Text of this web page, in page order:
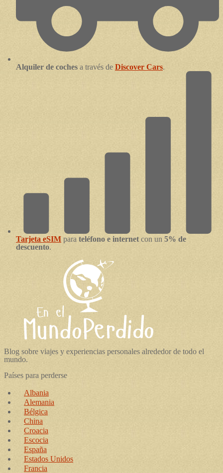
Alquiler de coches a través de Discover Cars.
Tarjeta eSIM para teléfono e internet con un 5% de
descuento.
Blog sobre viajes y experiencias personales alrededor de todo el
mundo.
Países para perderse
Albania
Alemania
Bélgica
China
Croacia
Escocia
España
Estados Unidos
Francia